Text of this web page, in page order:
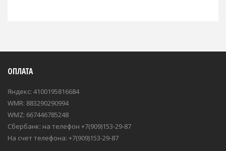
ОПЛАТА
Яндекс: 4100195816684
WMR: 883290290994
WMZ: 667446785248
Сбербанк: на телефон +7(909)153-29-87
На счет телефона: +7(909)153-29-87